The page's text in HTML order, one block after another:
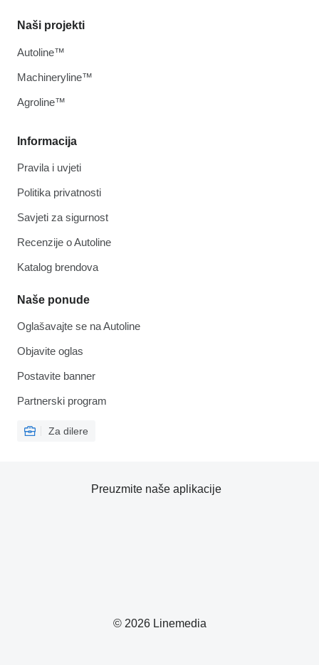
Informacija
Pravila i uvjeti
Politika privatnosti
Savjeti za sigurnost
Recenzije o Autoline
Katalog brendova
Naše ponude
Oglašavajte se na Autoline
Objavite oglas
Postavite banner
Partnerski program
Za dilere
Naši projekti
Autoline™
Machineryline™
Agroline™
© 2026 Linemedia
Preuzmite naše aplikacije